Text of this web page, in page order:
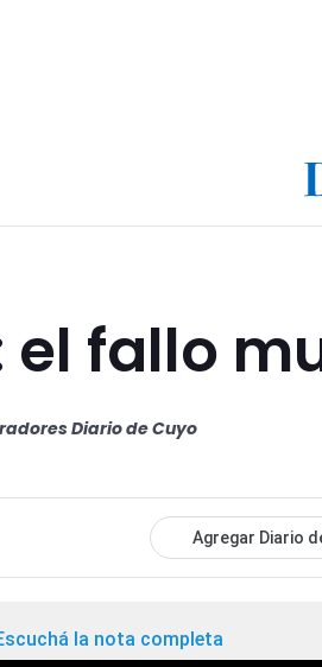
el fallo
Diario de Cuyo
Agregar Diario
la nota completa